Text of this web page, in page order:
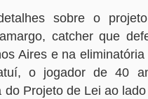
sobre o
catcher que
Aires e na
o jogador de 40
do Projeto de Lei ao